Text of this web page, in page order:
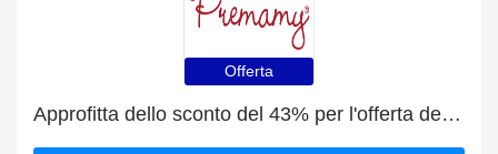
Offerta
Approfitta dello sconto del 43% per l'offerta del giorno di Premamy